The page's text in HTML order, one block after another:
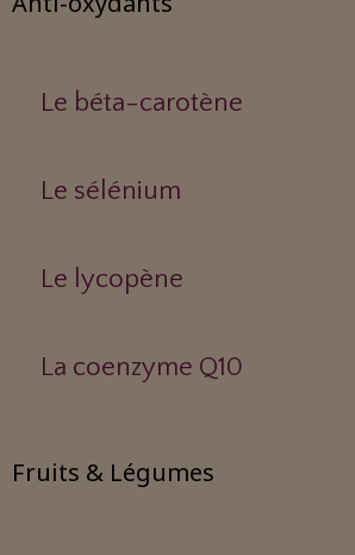
Le béta-carotène
Le sélénium
Le lycopène
La coenzyme Q10
Fruits & Légumes